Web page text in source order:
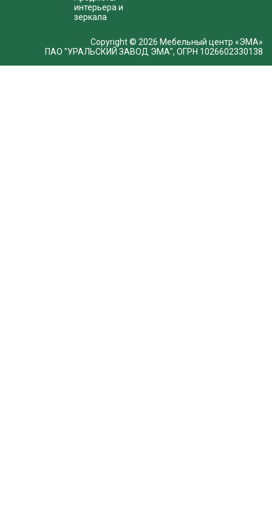
интерьера и
зеркала
Copyright © 2026 Мебельный центр «ЭМА»
ПАО "УРАЛЬСКИЙ ЗАВОД ЭМА", ОГРН 1026602330138